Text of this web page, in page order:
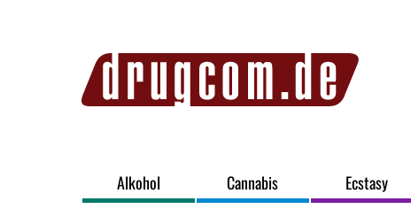
Alkohol Cannabis Ecstasy